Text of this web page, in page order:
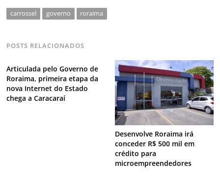
carrossel governo roraima
POSTS RELACIONADOS
Articulada pelo Governo de
Roraima, primeira etapa da
nova Internet do Estado
chega a Caracaraí
Desenvolve Roraima irá
conceder R$ 500 mil em
crédito para
microempreendedores